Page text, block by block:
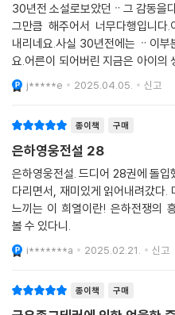
30년전 소설로보았던ᆢ그 감동을
그만큼 해주어서 너무다행입니
내리네요.사실 30년전에는 ᆢ이부
요.어른이 되어버린 지금은 아이의
을 소중하게 남겨두려고 합니다.
고는최고입니다~!!제발 빨리요~
j*****e 2025.04.05. 신고
종이책 구매
은하영웅전설 28
은하영웅전설. 드디어 28권에 돌
다리면서, 재미있게 읽어내려갔다.
느끼는 이 희열이란! 은하전쟁의
볼 수 있다니.
i*******a 2025.02.21. 신고
종이책 구매